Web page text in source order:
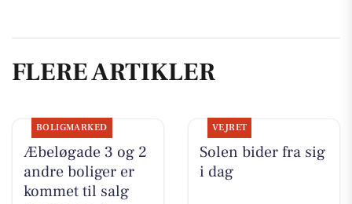
FLERE ARTIKLER
BOLIGMARKED
Æbeløgade 3 og 2
andre boliger er
kommet til salg
VEJRET
Solen bider fra sig
i dag